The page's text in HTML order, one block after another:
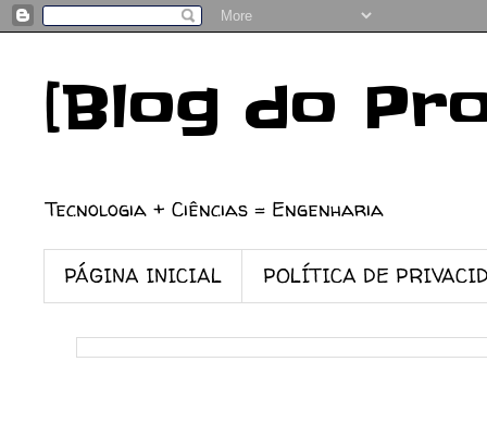
[Blog do
Tecnologia + Ciências = Engenharia
PÁGINA INICIAL POLÍTICA DE